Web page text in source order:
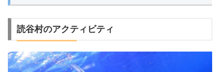
読谷村のアクティビティ